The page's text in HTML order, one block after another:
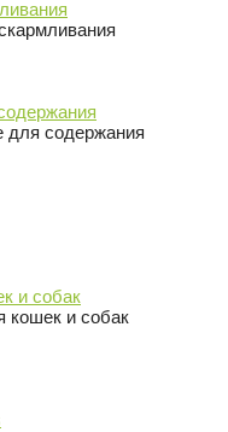
для содержания
и собак
кошек и собак